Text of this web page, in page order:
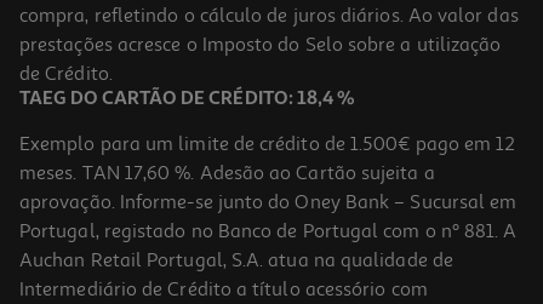
compra, refletindo o cálculo de juros diários. Ao valor das
prestações acresce o Imposto do Selo sobre a utilização
de Crédito.
TAEG DO CARTÃO DE CRÉDITO: 18,4 %
Exemplo para um limite de crédito de 1.500€ pago em 12
meses. TAN 17,60 %. Adesão ao Cartão sujeita a
aprovação. Informe-se junto do Oney Bank – Sucursal em
Portugal, registado no Banco de Portugal com o nº 881. A
Auchan Retail Portugal, S.A. atua na qualidade de
Intermediário de Crédito a título acessório com